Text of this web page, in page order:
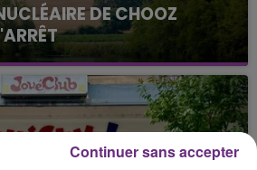
DE CHOOZ
semaine que la centrale
est à l'arrêt. Une situation
intense qui est toujours
Continuer sans accepter